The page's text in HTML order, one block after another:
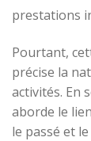
prestations
Pourtant,
précise la
activités. En
aborde le
le passé et